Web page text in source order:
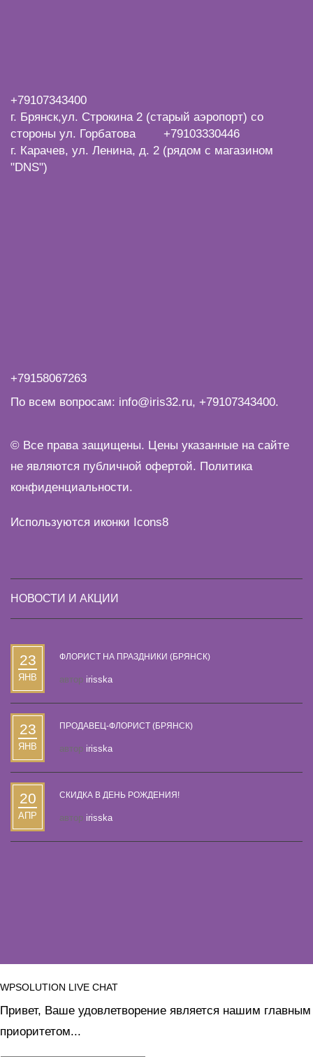
+79107343400
г. Брянск,ул. Строкина 2 (старый аэропорт) со
стороны ул. Горбатова +79103330446
г. Карачев, ул. Ленина, д. 2 (рядом с магазином
"DNS")
+79158067263
По всем вопросам: info@iris32.ru, +79107343400.
© Все права защищены. Цены указанные на сайте
не являются публичной офертой. Политика
конфиденциальности.
Используются иконки Icons8
НОВОСТИ И АКЦИИ
23
ЯНВ
ФЛОРИСТ НА ПРАЗДНИКИ (БРЯНСК)
автор irisska
23
ЯНВ
ПРОДАВЕЦ-ФЛОРИСТ (БРЯНСК)
автор irisska
20
АПР
СКИДКА В ДЕНЬ РОЖДЕНИЯ!
автор irisska
WPSOLUTION LIVE CHAT
Привет, Ваше удовлетворение является нашим главным
приоритетом...